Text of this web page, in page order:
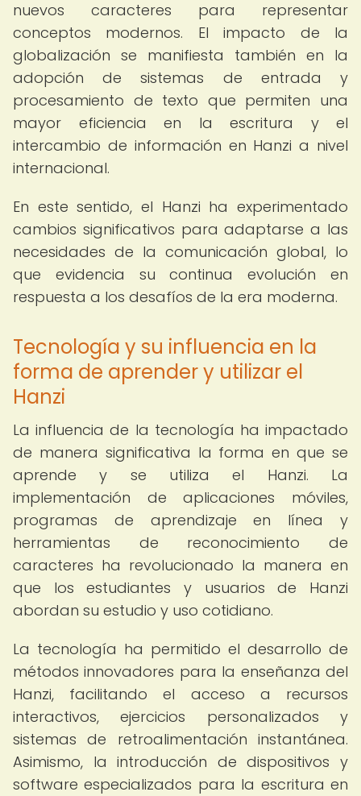
nuevos caracteres para representar
conceptos modernos. El impacto de la
globalización se manifiesta también en la
adopción de sistemas de entrada y
procesamiento de texto que permiten una
mayor eficiencia en la escritura y el
intercambio de información en Hanzi a nivel
internacional.
En este sentido, el Hanzi ha experimentado
cambios significativos para adaptarse a las
necesidades de la comunicación global, lo
que evidencia su continua evolución en
respuesta a los desafíos de la era moderna.
Tecnología y su influencia en la
forma de aprender y utilizar el
Hanzi
La influencia de la tecnología ha impactado
de manera significativa la forma en que se
aprende y se utiliza el Hanzi. La
implementación de aplicaciones móviles,
programas de aprendizaje en línea y
herramientas de reconocimiento de
caracteres ha revolucionado la manera en
que los estudiantes y usuarios de Hanzi
abordan su estudio y uso cotidiano.
La tecnología ha permitido el desarrollo de
métodos innovadores para la enseñanza del
Hanzi, facilitando el acceso a recursos
interactivos, ejercicios personalizados y
sistemas de retroalimentación instantánea.
Asimismo, la introducción de dispositivos y
software especializados para la escritura en